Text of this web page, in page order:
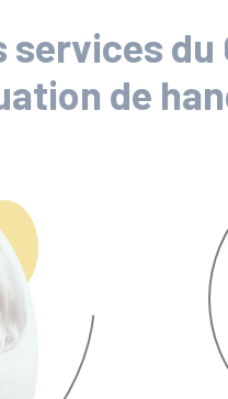
services du
de